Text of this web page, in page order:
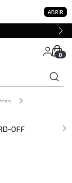
ABRIR
0